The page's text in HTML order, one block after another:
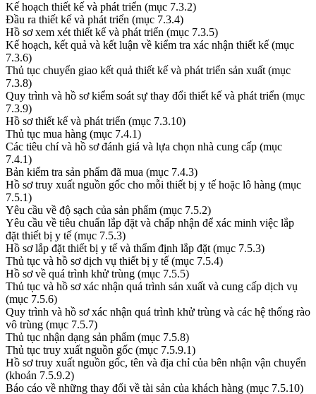
Kế hoạch thiết kế và phát triển (mục 7.3.2)
Đầu ra thiết kế và phát triển (mục 7.3.4)
Hồ sơ xem xét thiết kế và phát triển (mục 7.3.5)
Kế hoạch, kết quả và kết luận về kiểm tra xác nhận thiết kế (mục
7.3.6)
Thủ tục chuyển giao kết quả thiết kế và phát triển sản xuất (mục
7.3.8)
Quy trình và hồ sơ kiểm soát sự thay đổi thiết kế và phát triển (mục
7.3.9)
Hồ sơ thiết kế và phát triển (mục 7.3.10)
Thủ tục mua hàng (mục 7.4.1)
Các tiêu chí và hồ sơ đánh giá và lựa chọn nhà cung cấp (mục
7.4.1)
Bản kiểm tra sản phẩm đã mua (mục 7.4.3)
Hồ sơ truy xuất nguồn gốc cho mỗi thiết bị y tế hoặc lô hàng (mục
7.5.1)
Yêu cầu về độ sạch của sản phẩm (mục 7.5.2)
Yêu cầu về tiêu chuẩn lắp đặt và chấp nhận để xác minh việc lắp
đặt thiết bị y tế (mục 7.5.3)
Hồ sơ lắp đặt thiết bị y tế và thẩm định lắp đặt (mục 7.5.3)
Thủ tục và hồ sơ dịch vụ thiết bị y tế (mục 7.5.4)
Hồ sơ về quá trình khử trùng (mục 7.5.5)
Thủ tục và hồ sơ xác nhận quá trình sản xuất và cung cấp dịch vụ
(mục 7.5.6)
Quy trình và hồ sơ xác nhận quá trình khử trùng và các hệ thống rào
vô trùng (mục 7.5.7)
Thủ tục nhận dạng sản phẩm (mục 7.5.8)
Thủ tục truy xuất nguồn gốc (mục 7.5.9.1)
Hồ sơ truy xuất nguồn gốc, tên và địa chỉ của bên nhận vận chuyển
(khoản 7.5.9.2)
Báo cáo về những thay đổi về tài sản của khách hàng (mục 7.5.10)